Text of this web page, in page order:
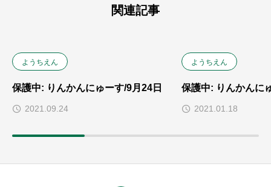
関連記事
ようちえん
保護中: りんかんにゅーす/9月24日
2021.09.24
ようちえん
保護中: りんかんに
2021.01.18